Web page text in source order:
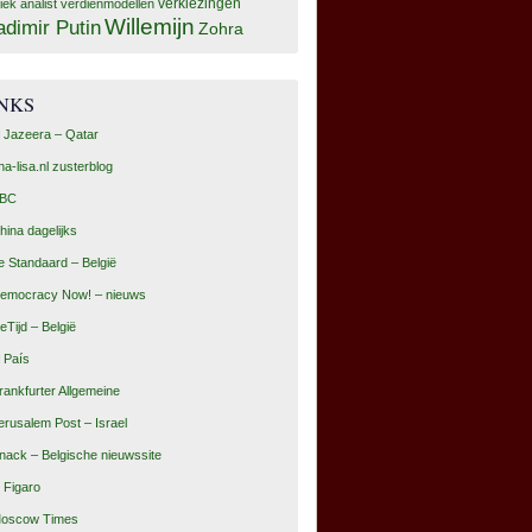
analist verdienmodellen verkiezingen
PutinWillemijn Zohra
Jazeera – Qatar
lisa.nl zusterblog
dagelijks
Standaard – België
Now! – nieuws
– België
País
Allgemeine
Post – Israel
– Belgische nieuwssite
Figaro
Times